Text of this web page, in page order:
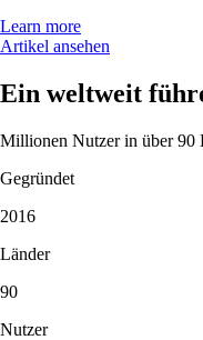
Learn more
Artikel ansehen
Ein weltweit
Millionen Nutzer in über 90
Gegründet
2016
Länder
90
Nutzer